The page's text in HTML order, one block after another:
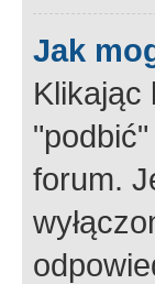
Jak
Klikając
forum.